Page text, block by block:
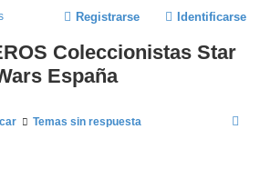
Identificarse
Registrarse
Coleccionistas Star
España
Temas sin respuesta